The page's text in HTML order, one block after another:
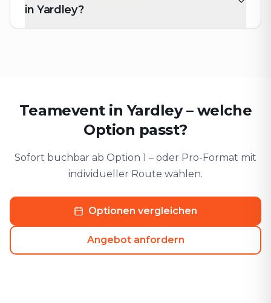
in Yardley?
Teamevent in Yardley – welche
Option passt?
Sofort buchbar ab Option 1 – oder Pro-Format mit
individueller Route wählen.
Optionen vergleichen
Angebot anfordern